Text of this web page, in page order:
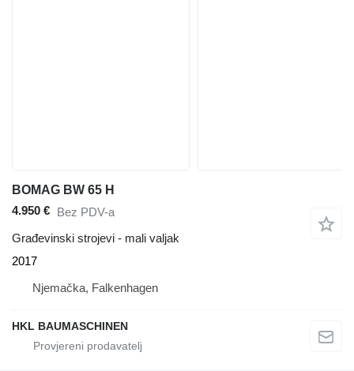
BOMAG BW 65 H
4.950 € Bez PDV-a
Građevinski strojevi - mali valjak
2017
Njemačka, Falkenhagen
HKL BAUMASCHINEN